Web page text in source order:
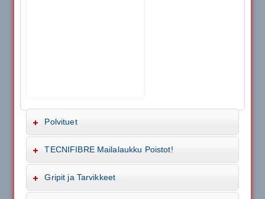
Polvituet
TECNIFIBRE Mailalaukku Poistot!
Gripit ja Tarvikkeet